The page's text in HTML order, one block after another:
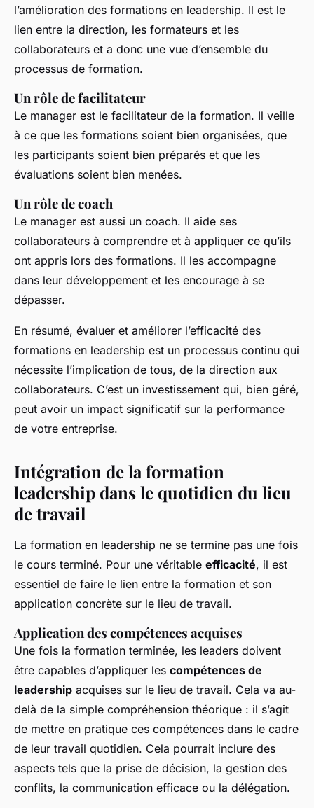
l’amélioration des formations en leadership. Il est le
lien entre la direction, les formateurs et les
collaborateurs et a donc une vue d’ensemble du
processus de formation.
Un rôle de facilitateur
Le manager est le facilitateur de la formation. Il veille
à ce que les formations soient bien organisées, que
les participants soient bien préparés et que les
évaluations soient bien menées.
Un rôle de coach
Le manager est aussi un coach. Il aide ses
collaborateurs à comprendre et à appliquer ce qu’ils
ont appris lors des formations. Il les accompagne
dans leur développement et les encourage à se
dépasser.
En résumé, évaluer et améliorer l’efficacité des
formations en leadership est un processus continu qui
nécessite l’implication de tous, de la direction aux
collaborateurs. C’est un investissement qui, bien géré,
peut avoir un impact significatif sur la performance
de votre entreprise.
Intégration de la formation
leadership dans le quotidien du lieu
de travail
La formation en leadership ne se termine pas une fois
le cours terminé. Pour une véritable efficacité, il est
essentiel de faire le lien entre la formation et son
application concrète sur le lieu de travail.
Application des compétences acquises
Une fois la formation terminée, les leaders doivent
être capables d’appliquer les compétences de
leadership acquises sur le lieu de travail. Cela va au-
delà de la simple compréhension théorique : il s’agit
de mettre en pratique ces compétences dans le cadre
de leur travail quotidien. Cela pourrait inclure des
aspects tels que la prise de décision, la gestion des
conflits, la communication efficace ou la délégation.